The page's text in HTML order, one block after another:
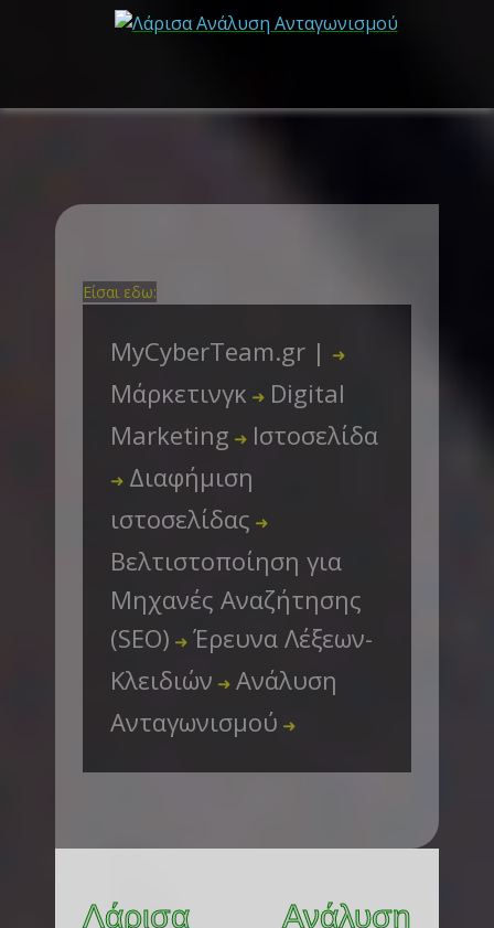
Είσαι εδω:
MyCyberTeam.gr | ➜
Μάρκετινγκ ➜ Digital
Marketing ➜ Ιστοσελίδα
➜ Διαφήμιση
ιστοσελίδας ➜
Βελτιστοποίηση για
Μηχανές Αναζήτησης
(SEO) ➜ Έρευνα Λέξεων-
Κλειδιών ➜ Ανάλυση
Ανταγωνισμού ➜
Λάρισα Ανάλυση